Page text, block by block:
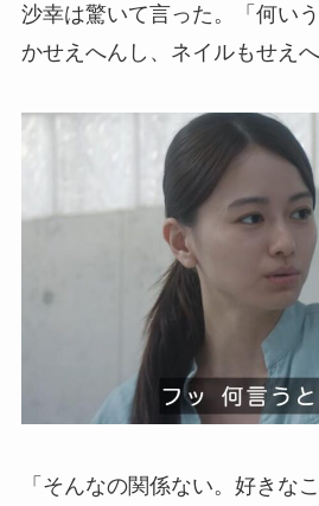
沙幸は驚いて言った。「何い
かせえへんし、ネイルもせえへ
「そんなの関係ない。好きな